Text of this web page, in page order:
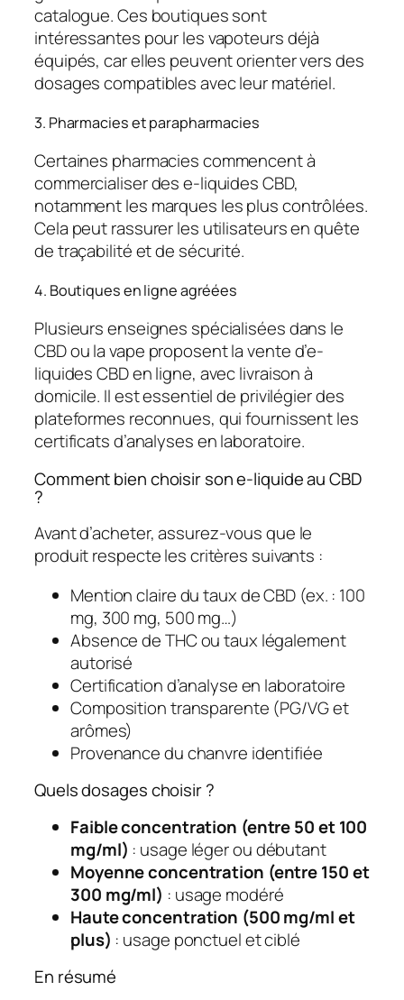
catalogue. Ces boutiques sont
intéressantes pour les vapoteurs déjà
équipés, car elles peuvent orienter vers des
dosages compatibles avec leur matériel.
3. Pharmacies et parapharmacies
Certaines pharmacies commencent à
commercialiser des e-liquides CBD,
notamment les marques les plus contrôlées.
Cela peut rassurer les utilisateurs en quête
de traçabilité et de sécurité.
4. Boutiques en ligne agréées
Plusieurs enseignes spécialisées dans le
CBD ou la vape proposent la vente d’e-
liquides CBD en ligne, avec livraison à
domicile. Il est essentiel de privilégier des
plateformes reconnues, qui fournissent les
certificats d’analyses en laboratoire.
Comment bien choisir son e-liquide au CBD
?
Avant d’acheter, assurez-vous que le
produit respecte les critères suivants :
Mention claire du taux de CBD (ex. : 100
mg, 300 mg, 500 mg…)
Absence de THC ou taux légalement
autorisé
Certification d’analyse en laboratoire
Composition transparente (PG/VG et
arômes)
Provenance du chanvre identifiée
Quels dosages choisir ?
Faible concentration (entre 50 et 100
mg/ml) : usage léger ou débutant
Moyenne concentration (entre 150 et
300 mg/ml) : usage modéré
Haute concentration (500 mg/ml et
plus) : usage ponctuel et ciblé
En résumé